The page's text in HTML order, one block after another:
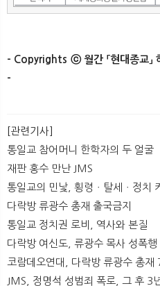
- Copyrights ⓒ 월간 「현대종교」
-
[관련기사]
통일교 참어머니 한학자의 두 얼굴
재판 홍수 만난 JMS
통일교의 민낯, 횡령ㆍ탈세ㆍ정치
다락방 류광수 총재 출국금지
통일교 정치권 로비, 역사와 본질
다락방 여신도, 류광수 목사 성폭행
코람데오연대, 다락방 류광수 총
JMS, 정명석 성범죄 폭로, 그 후 3년